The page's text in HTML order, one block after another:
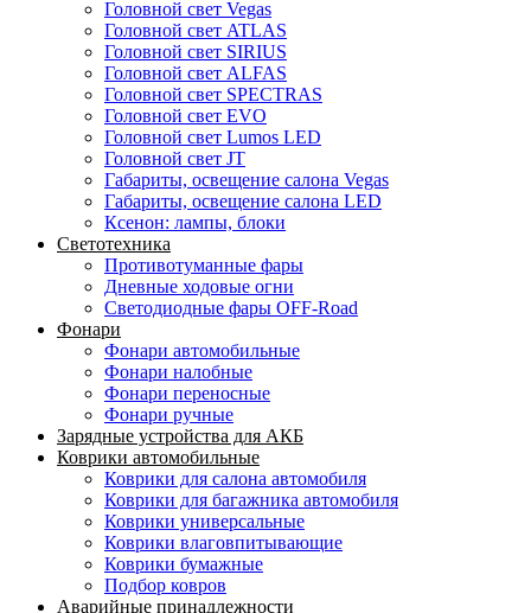
Головной свет Vegas
Головной свет ATLAS
Головной свет SIRIUS
Головной свет ALFAS
Головной свет SPECTRAS
Головной свет EVO
Головной свет Lumos LED
Головной свет JT
Габариты, освещение салона Vegas
Габариты, освещение салона LED
Ксенон: лампы, блоки
Светотехника
Противотуманные фары
Дневные ходовые огни
Светодиодные фары OFF-Road
Фонари
Фонари автомобильные
Фонари налобные
Фонари переносные
Фонари ручные
Зарядные устройства для АКБ
Коврики автомобильные
Коврики для салона автомобиля
Коврики для багажника автомобиля
Коврики универсальные
Коврики влаговпитывающие
Коврики бумажные
Подбор ковров
Аварийные принадлежности